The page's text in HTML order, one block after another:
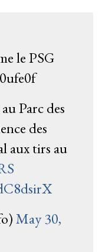
le PSG
Parc des
des
aux tirs au
May 30,